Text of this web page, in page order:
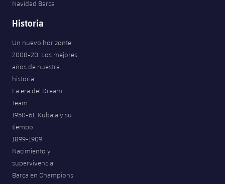
Navidad Barça
Historia
Un nuevo horizonte
2008-20. Los mejores
años de nuestra
historia
La era del Dream
Team
1950-61. Kubala y su
tiempo
1899-1909.
Nacimiento y
supervivencia
Barça en Champions